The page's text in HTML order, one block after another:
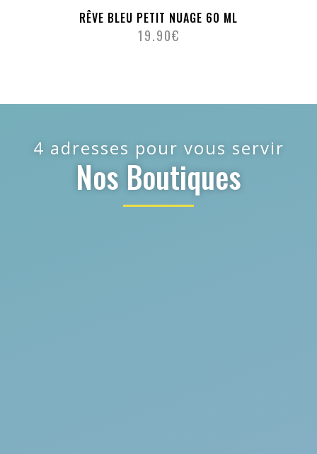
RÊVE BLEU PETIT NUAGE 60 ML
19.90€
4 adresses pour vous servir
Nos Boutiques